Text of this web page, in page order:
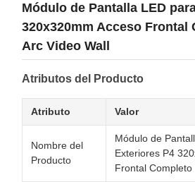
Módulo de Pantalla LED
320x320mm Acceso Frontal
Arc Video Wall
Atributos del Producto
Atributo Valor
Nombre del
Producto
Módulo de
Exteriores P4
Frontal Completo